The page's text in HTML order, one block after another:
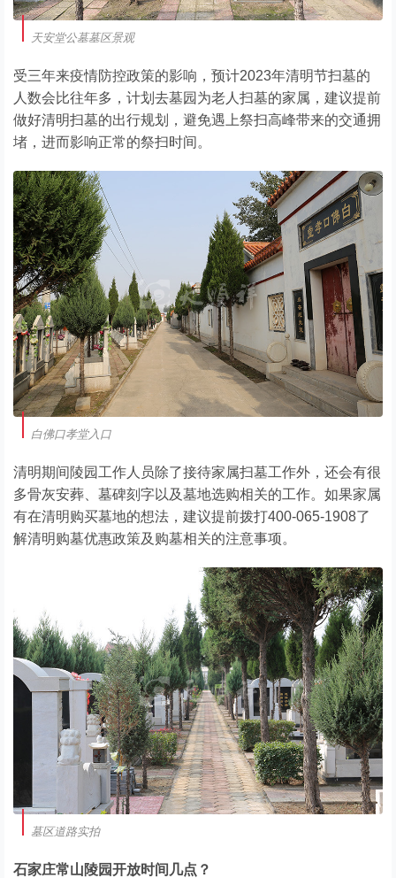
天安堂公墓墓区景观
受三年来疫情防控政策的影响，预计2023年清明节扫墓的
人数会比往年多，计划去墓园为老人扫墓的家属，建议提前
做好清明扫墓的出行规划，避免遇上祭扫高峰带来的交通拥
堵，进而影响正常的祭扫时间。
白佛口孝堂入口
清明期间陵园工作人员除了接待家属扫墓工作外，还会有很
多骨灰安葬、墓碑刻字以及墓地选购相关的工作。如果家属
有在清明购买墓地的想法，建议提前拨打400-065-1908了
解清明购墓优惠政策及购墓相关的注意事项。
墓区道路实拍
石家庄常山陵园开放时间几点？